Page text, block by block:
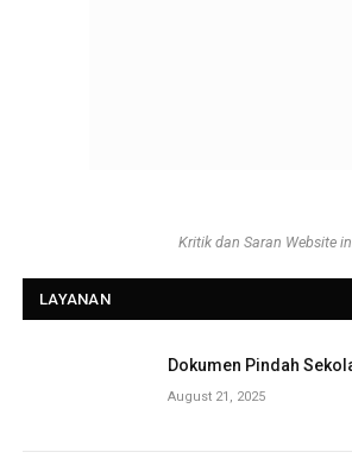
Kritik dan Saran Website
LAYANAN
Dokumen Pindah
August 21, 2025